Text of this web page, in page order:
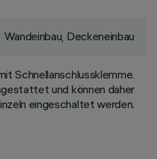
Wandeinbau, Deckeneinbau
Schnellanschlussklemme.
und können daher
eingeschaltet werden.